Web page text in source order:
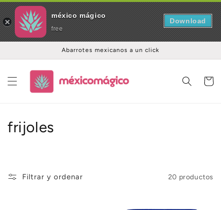
Ir
al contenido
Abarrotes mexicanos a un click
Carrito
C
e
frijoles
Filtrar y ordenar 20 productos
méxico mágico
free
Download